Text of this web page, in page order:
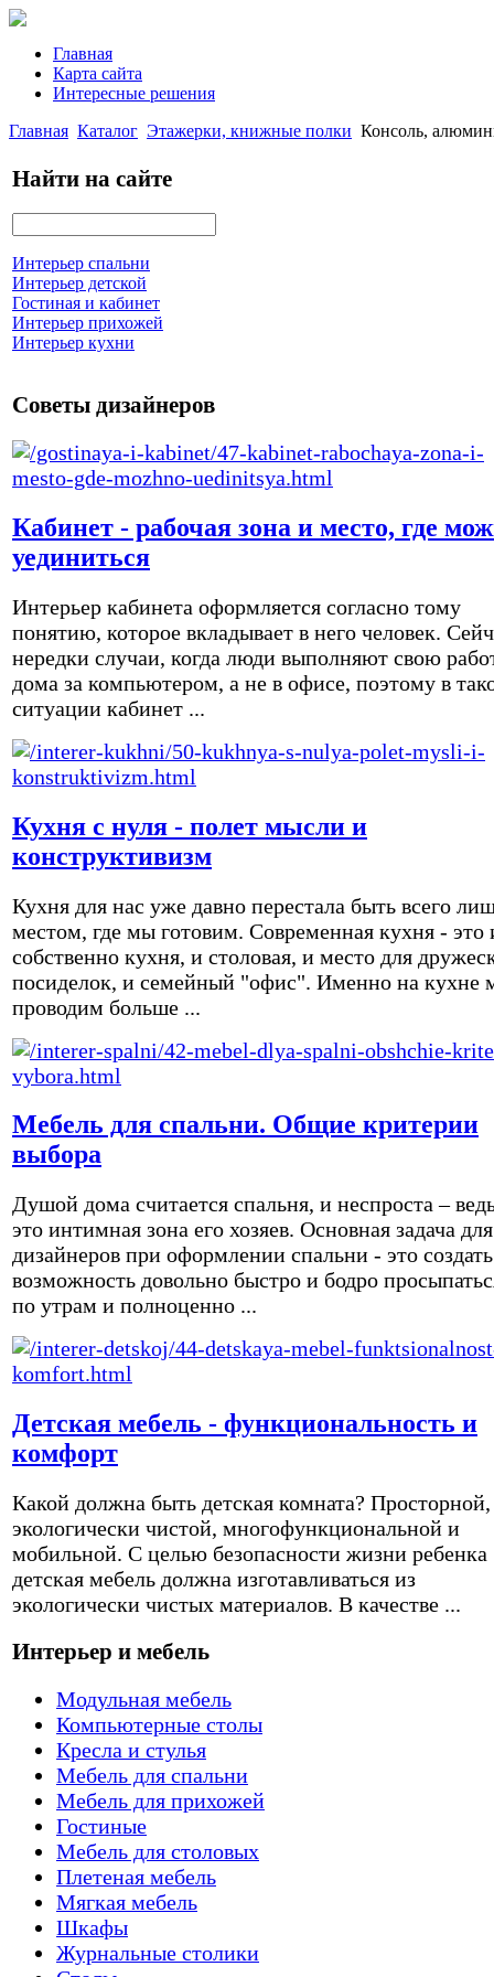
Главная
Карта сайта
Интересные решения
Главная Каталог Этажерки, книжные полки Консоль,
Найти на сайте
Интерьер спальни
Интерьер детской
Гостиная и кабинет
Интерьер прихожей
Интерьер кухни
Советы дизайнеров
Кабинет - рабочая зона и место, где
уединиться
Интерьер кабинета оформляется согласно тому
понятию, которое вкладывает в него человек.
нередки случаи, когда люди выполняют свою
дома за компьютером, а не в офисе, поэтому в
ситуации кабинет ...
Кухня с нуля - полет мысли и
конструктивизм
Кухня для нас уже давно перестала быть всего
местом, где мы готовим. Современная кухня - это
собственно кухня, и столовая, и место для
посиделок, и семейный "офис". Именно на кухне
проводим больше ...
Мебель для спальни. Общие критерии
выбора
Душой дома считается спальня, и неспроста –
это интимная зона его хозяев. Основная задача для
дизайнеров при оформлении спальни - это создать
возможность довольно быстро и бодро
по утрам и полноценно ...
Детская мебель - функциональность и
комфорт
Какой должна быть детская комната? Просторной,
экологически чистой, многофункциональной и
мобильной. С целью безопасности жизни ребенка
детская мебель должна изготавливаться из
экологически чистых материалов. В качестве ...
Интерьер и мебель
Модульная мебель
Компьютерные столы
Кресла и стулья
Мебель для спальни
Мебель для прихожей
Гостиные
Мебель для столовых
Плетеная мебель
Мягкая мебель
Шкафы
Журнальные столики